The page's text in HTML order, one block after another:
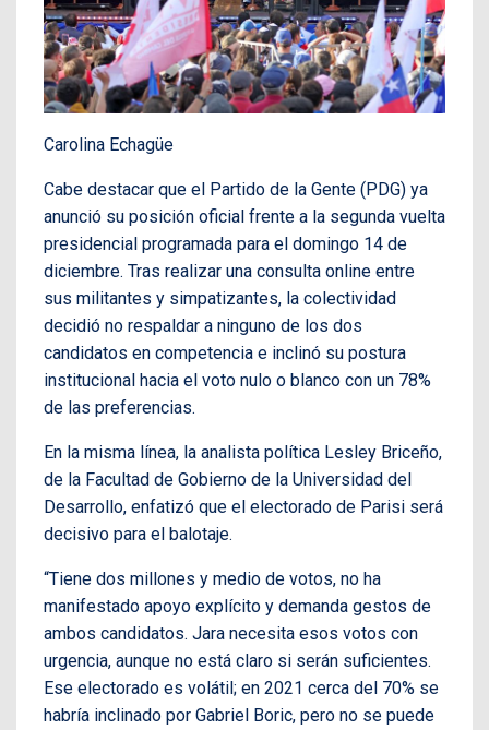
Carolina Echagüe
Cabe destacar que el Partido de la Gente (PDG) ya
anunció su posición oficial frente a la segunda vuelta
presidencial programada para el domingo 14 de
diciembre. Tras realizar una consulta online entre
sus militantes y simpatizantes, la colectividad
decidió no respaldar a ninguno de los dos
candidatos en competencia e inclinó su postura
institucional hacia el voto nulo o blanco con un 78%
de las preferencias.
En la misma línea, la analista política Lesley Briceño,
de la Facultad de Gobierno de la Universidad del
Desarrollo, enfatizó que el electorado de Parisi será
decisivo para el balotaje.
“Tiene dos millones y medio de votos, no ha
manifestado apoyo explícito y demanda gestos de
ambos candidatos. Jara necesita esos votos con
urgencia, aunque no está claro si serán suficientes.
Ese electorado es volátil; en 2021 cerca del 70% se
habría inclinado por Gabriel Boric, pero no se puede